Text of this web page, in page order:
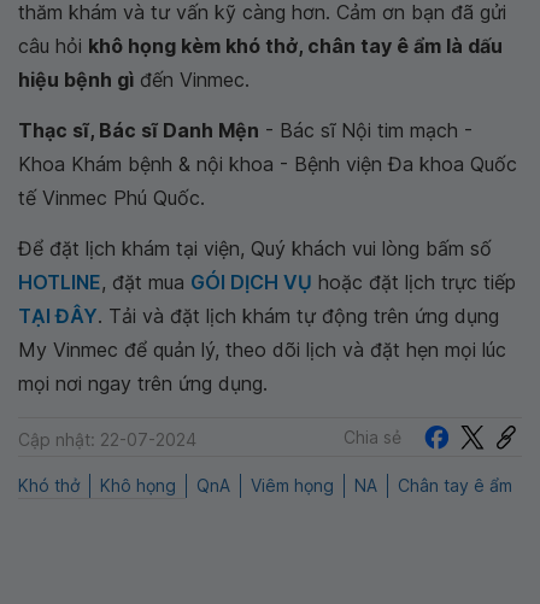
thăm khám và tư vấn kỹ càng hơn. Cảm ơn bạn đã gửi
câu hỏi khô họng kèm khó thở, chân tay ê ẩm là dấu
hiệu bệnh gì đến Vinmec.
Thạc sĩ, Bác sĩ Danh Mện - Bác sĩ Nội tim mạch -
Khoa Khám bệnh & nội khoa - Bệnh viện Đa khoa Quốc
tế Vinmec Phú Quốc.
Để đặt lịch khám tại viện, Quý khách vui lòng bấm số
HOTLINE, đặt mua GÓI DỊCH VỤ hoặc đặt lịch trực tiếp
TẠI ĐÂY. Tải và đặt lịch khám tự động trên ứng dụng
My Vinmec để quản lý, theo dõi lịch và đặt hẹn mọi lúc
mọi nơi ngay trên ứng dụng.
Cập nhật: 22-07-2024 Chia sẻ
Khó thở Khô họng QnA Viêm họng NA Chân tay ê ẩm